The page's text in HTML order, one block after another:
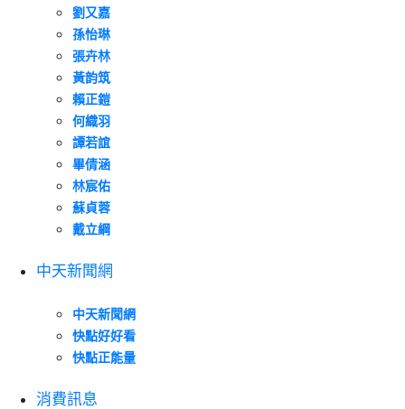
劉又嘉
孫怡琳
張卉林
黃韵筑
賴正鎧
何織羽
譚若誼
畢倩涵
林宸佑
蘇貞蓉
戴立綱
中天新聞網
中天新聞網
快點好好看
快點正能量
消費訊息